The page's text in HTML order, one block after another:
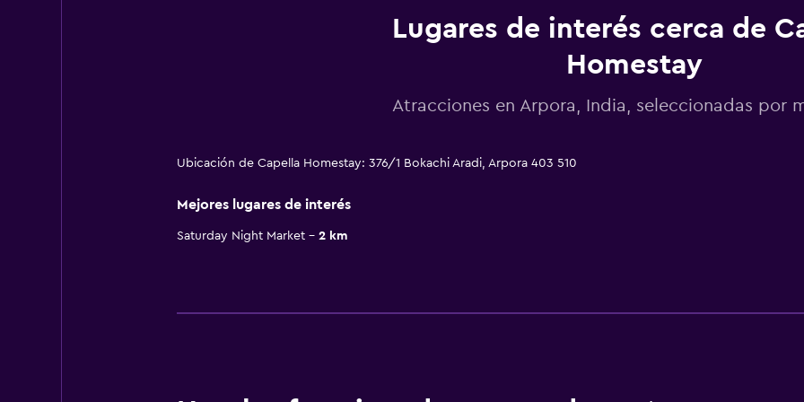
Lugares de interés cerca de
Homestay
Atracciones en Arpora, India, seleccionadas por
Ubicación de Capella Homestay: 376/1 Bokachi Aradi, Arpora 403 510
Mejores lugares de interés
Saturday Night Market 2 km